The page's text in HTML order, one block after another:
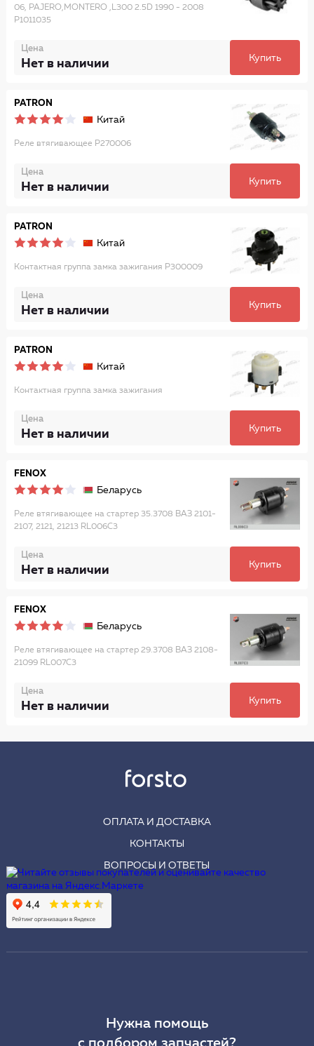
06, PAJERO,MONTERO ,L300 2.5D 1990 - 2008
P1011035
Цена
Нет в наличии Купить
PATRON
Китай
Реле втягивающее P270006
Цена
Нет в наличии Купить
PATRON
Китай
Контактная группа замка зажигания P300009
Цена
Нет в наличии Купить
PATRON
Китай
Контактная группа замка зажигания
Цена
Нет в наличии Купить
FENOX
Беларусь
Реле втягивающее на стартер 35.3708 ВАЗ 2101-
2107, 2121, 21213 RL006C3
Цена
Нет в наличии Купить
FENOX
Беларусь
Реле втягивающее на стартер 29.3708 ВАЗ 2108-
21099 RL007C3
Цена
Нет в наличии Купить
ОПЛАТА И ДОСТАВКА
КОНТАКТЫ
ВОПРОСЫ И ОТВЕТЫ
Нужна помощь
с подбором запчастей?